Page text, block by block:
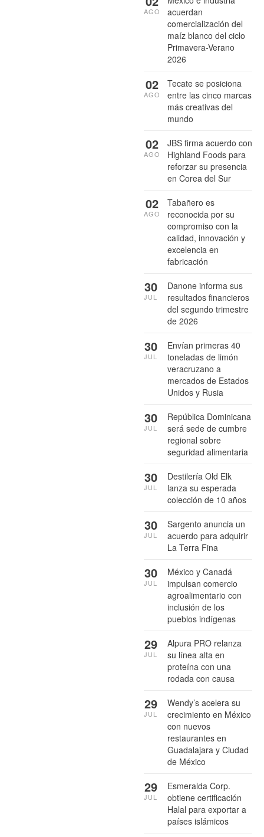
acuerdan
comercialización del
maíz blanco del ciclo
Primavera-Verano
2026
AGO
Tecate se posiciona
entre las cinco marcas
más creativas del
mundo
02
AGO
JBS firma acuerdo con
Highland Foods para
reforzar su presencia
en Corea del Sur
02
AGO
Tabañero es
reconocida por su
compromiso con la
calidad, innovación y
excelencia en
fabricación
02
AGO
Danone informa sus
resultados financieros
del segundo trimestre
de 2026
30
JUL
Envían primeras 40
toneladas de limón
veracruzano a
mercados de Estados
Unidos y Rusia
30
JUL
República Dominicana
será sede de cumbre
regional sobre
seguridad alimentaria
30
JUL
Destilería Old Elk
lanza su esperada
colección de 10 años
30
JUL
Sargento anuncia un
acuerdo para adquirir
La Terra Fina
30
JUL
México y Canadá
impulsan comercio
agroalimentario con
inclusión de los
pueblos indígenas
30
JUL
Alpura PRO relanza
su línea alta en
proteína con una
rodada con causa
29
JUL
Wendy’s acelera su
crecimiento en México
con nuevos
restaurantes en
Guadalajara y Ciudad
de México
29
JUL
Esmeralda Corp.
obtiene certificación
Halal para exportar a
países islámicos
29
JUL